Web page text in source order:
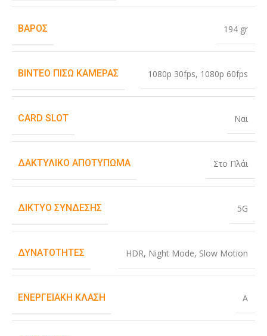
ΒΆΡΟΣ 194 gr
ΒΊΝΤΕΟ ΠΊΣΩ ΚΆΜΕΡΑΣ 1080p 30fps, 1080p 60fps
CARD SLOT Ναι
ΔΑΚΤΥΛΙΚΌ ΑΠΟΤΎΠΩΜΑ Στο Πλάι
ΔΊΚΤΥΟ ΣΎΝΔΕΣΗΣ 5G
ΔΥΝΑΤΌΤΗΤΕΣ HDR, Night Mode, Slow Motion
ΕΝΕΡΓΕΙΑΚΉ ΚΛΆΣΗ A